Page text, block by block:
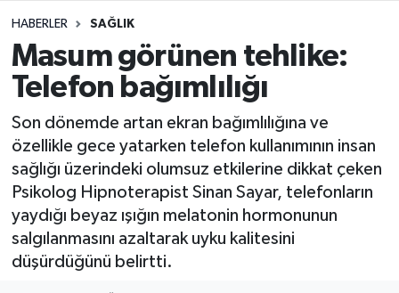
HABERLER SAĞLIK
Masum görünen tehlike:
Telefon bağımlılığı
Son dönemde artan ekran bağımlılığına ve
özellikle gece yatarken telefon kullanımının insan
sağlığı üzerindeki olumsuz etkilerine dikkat çeken
Psikolog Hipnoterapist Sinan Sayar, telefonların
yaydığı beyaz ışığın melatonin hormonunun
salgılanmasını azaltarak uyku kalitesini
düşürdüğünü belirtti.
Eğitim
Ekonomi
Gündem
Kadın
Kültür & Sanat
Magazin
Malatya Namaz Vakitleri
Malatya Trafik Yoğunluk Haritası
TFF 3.Lig 2.Grup Puan Durumu ve Fikstür
Tüm Manşetler
Son Dakika Haberleri
Haber Arşivi